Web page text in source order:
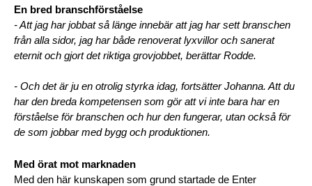
En bred branschförståelse
- Att jag har jobbat så länge innebär att jag har sett branschen
från alla sidor, jag har både renoverat lyxvillor och sanerat
eternit och gjort det riktiga grovjobbet, berättar Rodde.
- Och det är ju en otrolig styrka idag, fortsätter Johanna. Att du
har den breda kompetensen som gör att vi inte bara har en
förståelse för branschen och hur den fungerar, utan också för
de som jobbar med bygg och produktionen.
Med örat mot marknaden
Med den här kunskapen som grund startade de Enter